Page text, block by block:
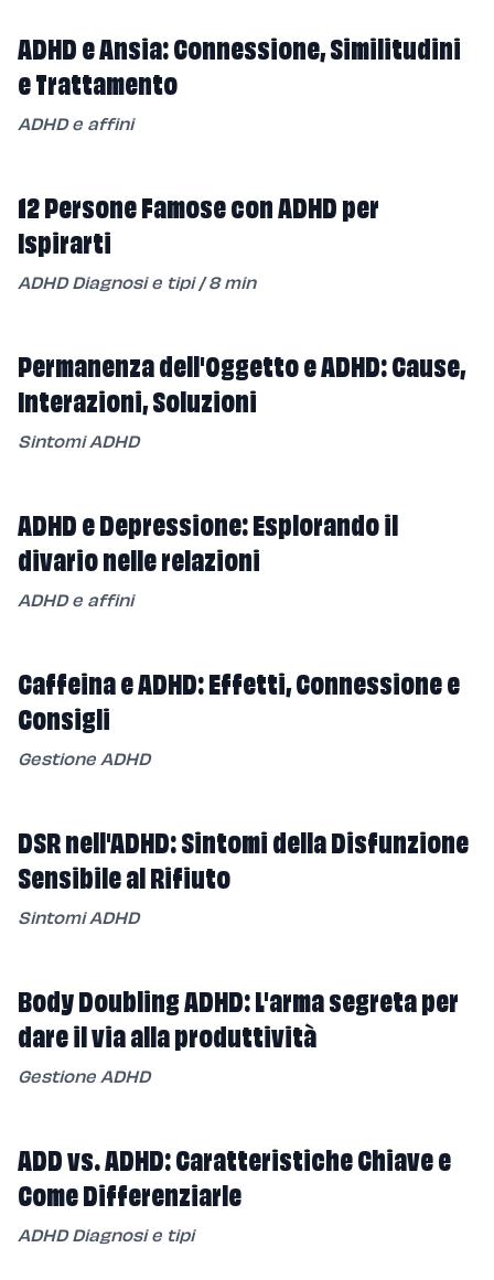
ADHD e Ansia: Connessione, Similitudini
e Trattamento
ADHD e affini
12 Persone Famose con ADHD per
Ispirarti
ADHD Diagnosi e tipi/8 min
Permanenza dell'Oggetto e ADHD: Cause,
Interazioni, Soluzioni
Sintomi ADHD
ADHD e Depressione: Esplorando il
divario nelle relazioni
ADHD e affini
Caffeina e ADHD: Effetti, Connessione e
Consigli
Gestione ADHD
DSR nell'ADHD: Sintomi della Disfunzione
Sensibile al Rifiuto
Sintomi ADHD
Body Doubling ADHD: L'arma segreta per
dare il via alla produttività
Gestione ADHD
ADD vs. ADHD: Caratteristiche Chiave e
Come Differenziarle
ADHD Diagnosi e tipi